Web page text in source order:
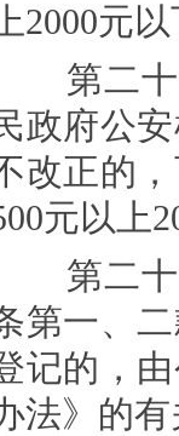
2000元
第二十
政府公
改正的
元以上
第二十
第一、
记的，
法》的